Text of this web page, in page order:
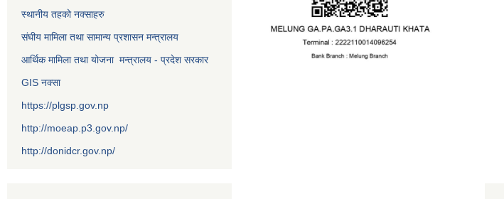
स्थानीय तहको नक्साहरु
संघीय मामिला तथा सामान्य प्रशासन मन्त्रालय
आर्थिक मामिला तथा योजना मन्त्रालय - प्रदेश सरकार
GIS नक्सा
https://plgsp.gov.np
http://moeap.p3.gov.np/
http://donidcr.gov.np/